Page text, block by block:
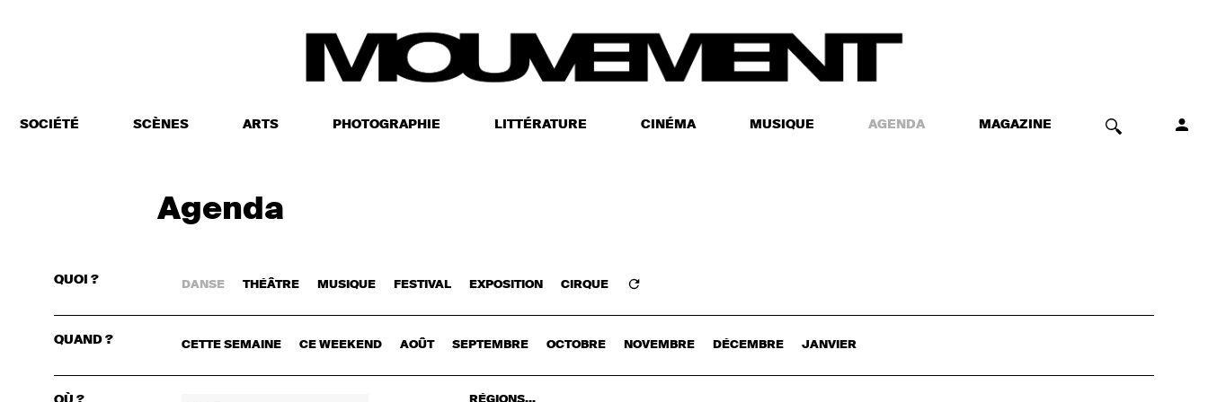
SOCIÉTÉ SCÈNES ARTS PHOTOGRAPHIE LITTÉRATURE CINÉMA MUSIQUE AGENDA MAGAZINE
CONNECTEZ-VOUS
Agenda
QUOI ? DANSE THÉÂTRE MUSIQUE FESTIVAL EXPOSITION CIRQUE
QUAND ? CETTE SEMAINE CE WEEKEND AOÛT SEPTEMBRE OCTOBRE NOVEMBRE DÉCEMBRE JANVIER